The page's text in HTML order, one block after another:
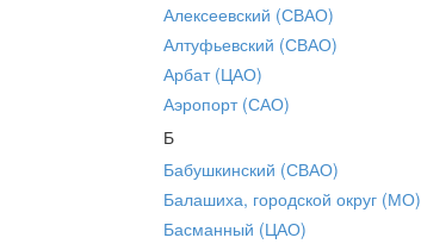
Алексеевский (СВАО)
Алтуфьевский (СВАО)
Арбат (ЦАО)
Аэропорт (САО)
Б
Бабушкинский (СВАО)
Балашиха, городской округ (МО)
Басманный (ЦАО)